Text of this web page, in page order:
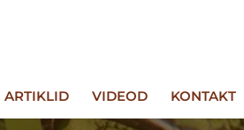
ARTIKLID VIDEOD KONTAKT